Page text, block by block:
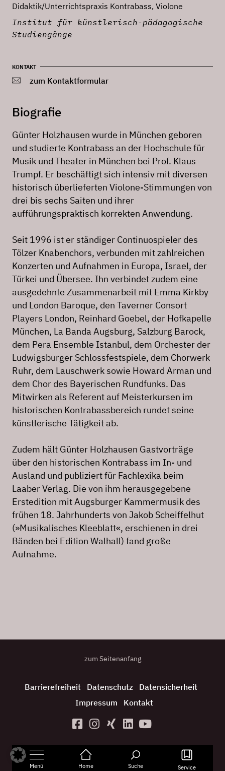
Menü Home Suche Service
Didaktik/Unterrichtspraxis Kontrabass, Violone
Institut für künstlerisch-pädagogische
Studiengänge
KONTAKT
zum Kontaktformular
Biografie
Günter Holzhausen wurde in München geboren
und studierte Kontrabass an der Hochschule für
Musik und Theater in München bei Prof. Klaus
Trumpf. Er beschäftigt sich intensiv mit diversen
historisch überlieferten Violone-Stimmungen von
drei bis sechs Saiten und ihrer
aufführungspraktisch korrekten Anwendung.
Seit 1996 ist er ständiger Continuospieler des
Tölzer Knabenchors, verbunden mit zahlreichen
Konzerten und Aufnahmen in Europa, Israel, der
Türkei und Übersee. Ihn verbindet zudem eine
ausgedehnte Zusammenarbeit mit Emma Kirkby
und London Baroque, den Taverner Consort
Players London, Reinhard Goebel, der Hofkapelle
München, La Banda Augsburg, Salzburg Barock,
dem Pera Ensemble Istanbul, dem Orchester der
Ludwigsburger Schlossfestspiele, dem Chorwerk
Ruhr, dem Lauschwerk sowie Howard Arman und
dem Chor des Bayerischen Rundfunks. Das
Mitwirken als Referent auf Meisterkursen im
historischen Kontrabassbereich rundet seine
künstlerische Tätigkeit ab.
Zudem hält Günter Holzhausen Gastvorträge
über den historischen Kontrabass im In- und
Ausland und publiziert für Fachlexika beim
Laaber Verlag. Die von ihm herausgegebene
Erstedition mit Augsburger Kammermusik des
frühen 18. Jahrhunderts von Jakob Scheiffelhut
(»Musikalisches Kleeblatt«, erschienen in drei
Bänden bei Edition Walhall) fand große
Aufnahme.
zum Seitenanfang
Barrierefreiheit Datenschutz
Datensicherheit
Impressum
Kontakt